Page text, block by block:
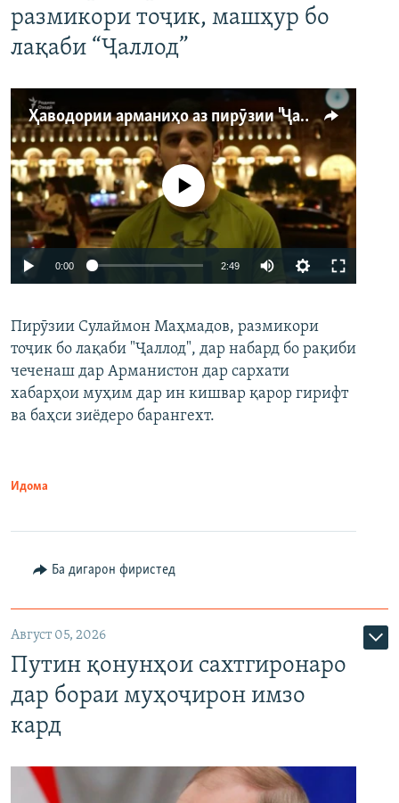
размикори тоҷик, машҳур бо
лақаби “Ҷаллод”
Ҳаводории арманиҳо аз пирӯзии "Ҷаллод"-и тоҷик
Auto 240p 360p 480p
720p 1080p
Феълан кор намекунад
0:00 2:49
360p
480p
Пирӯзии Сулаймон Маҳмадов, размикори
тоҷик бо лақаби "Ҷаллод", дар набард бо рақиби
чеченаш дар Арманистон дар сархати
хабарҳои муҳим дар ин кишвар қарор гирифт
ва баҳси зиёдеро барангехт.
Идома
Ба дигарон фиристед
Август 05, 2026
Путин қонунҳои сахтгиронаро
дар бораи муҳоҷирон имзо
кард